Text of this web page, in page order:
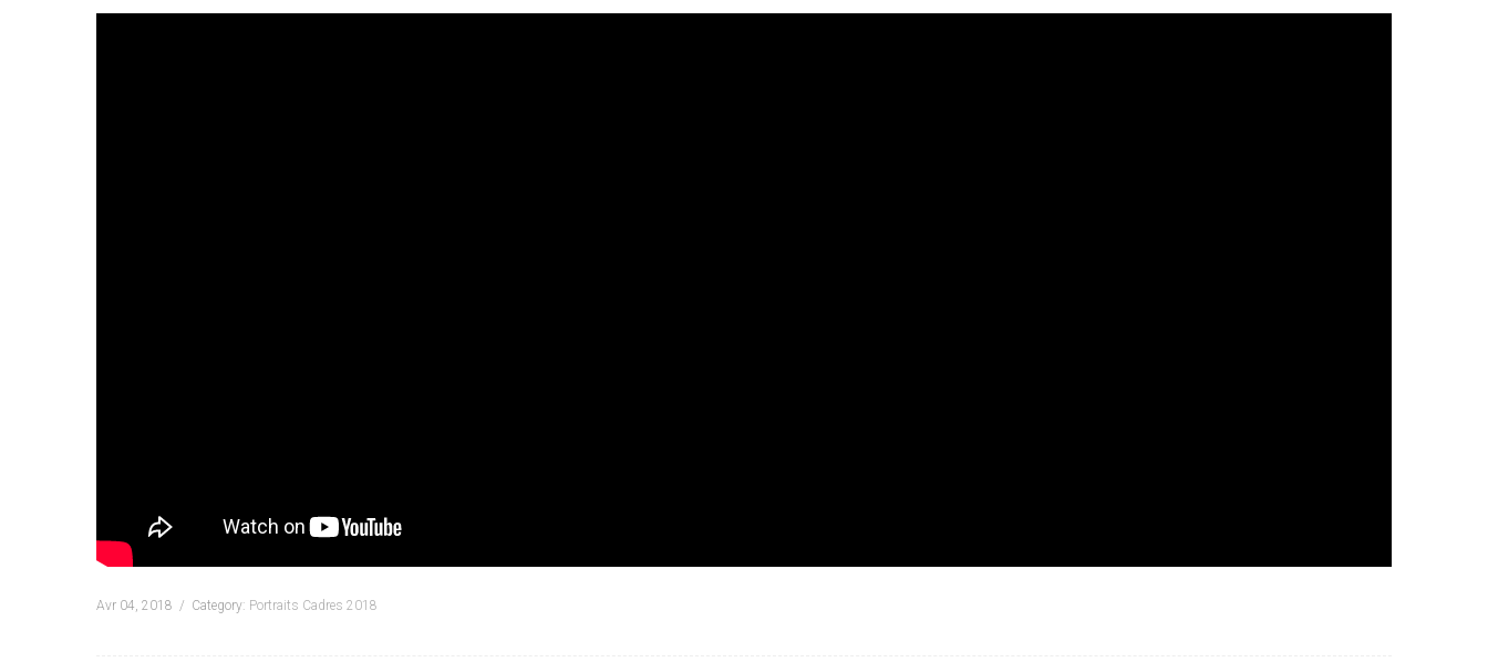
Avr 04, 2018 Category: Portraits Cadres 2018